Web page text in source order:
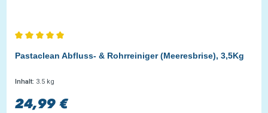
Pastaclean Abfluss- & Rohrreiniger (Meeresbrise), 3,5Kg
Inhalt: 3.5 kg
Regulärer Preis:
24,99 €